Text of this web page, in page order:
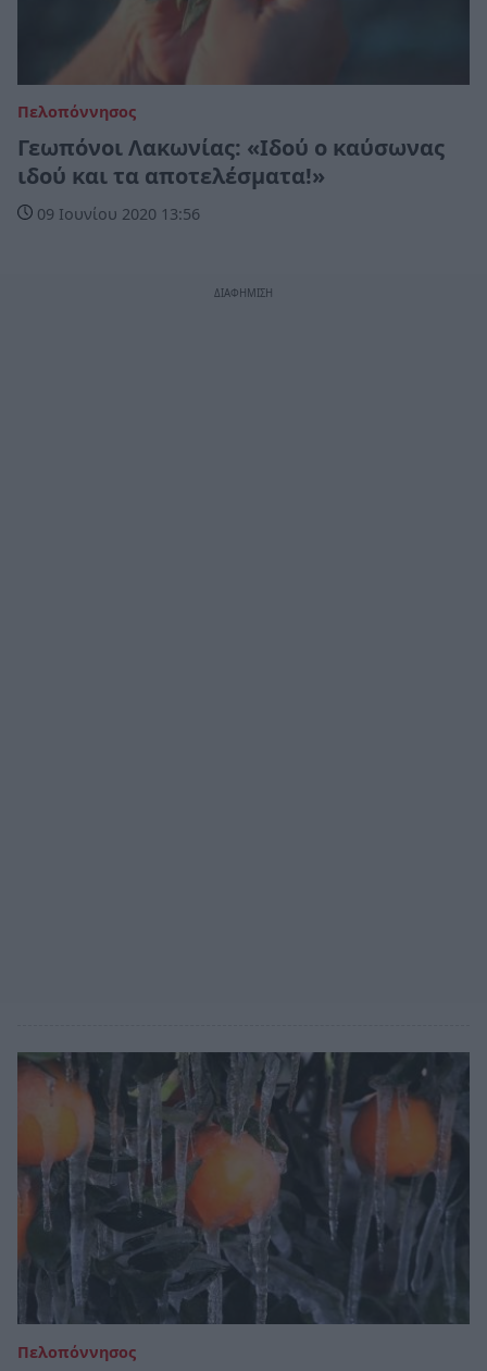
Πελοπόννησος
Γεωπόνοι Λακωνίας: «Ιδού ο καύσωνας
ιδού και τα αποτελέσματα!»
09 Ιουνίου 2020 13:56
Πελοπόννησος